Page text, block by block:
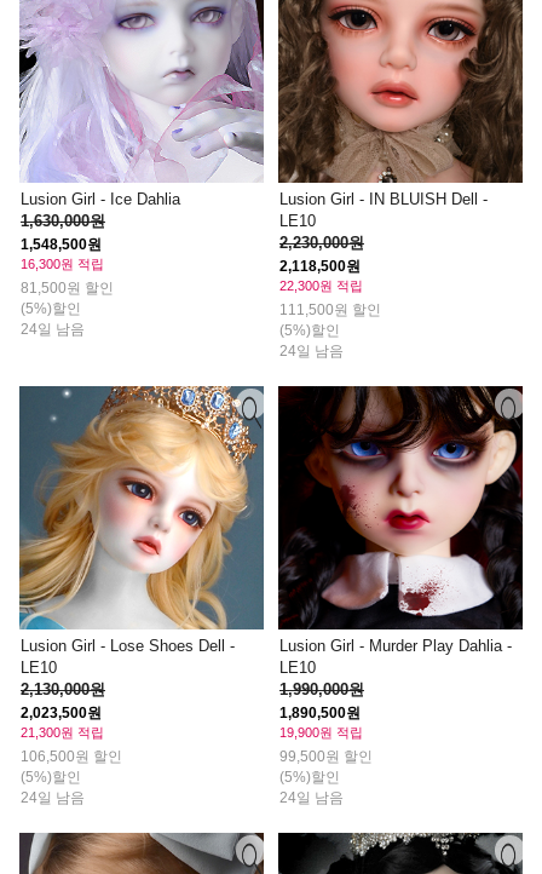
Lusion Girl - Ice Dahlia
1,630,000원
1,548,500원
16,300원 적립
81,500원 할인
(5%)할인
24일 남음
Lusion Girl - IN BLUISH Dell -
LE10
2,230,000원
2,118,500원
22,300원 적립
111,500원 할인
(5%)할인
24일 남음
Lusion Girl - Lose Shoes Dell -
LE10
2,130,000원
2,023,500원
21,300원 적립
106,500원 할인
(5%)할인
24일 남음
Lusion Girl - Murder Play Dahlia -
LE10
1,990,000원
1,890,500원
19,900원 적립
99,500원 할인
(5%)할인
24일 남음